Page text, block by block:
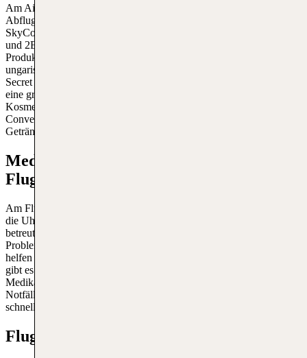
Am Airport findest du verschiedene Läden, in denen du vor deinem
Abflug noch Souvenirs und Accessoires kaufen kannst. Im
SkyCourt, dem Verbindungsbereich zwischen den Terminals 2A
und 2B, findest du zahlreiche Geschäfte, die eine breite Palette an
Produkten anbieten, darunter Mode, Elektronik, Schmuck und
ungarische Souvenirs. Bekannte Marken wie Hugo Boss, Victoria’s
Secret und Longchamp sind hier vertreten. Duty-Free-Shops bieten
eine große Auswahl an zollfreien Produkten wie Parfüms,
Kosmetika, Spirituosen und Tabakwaren. Außerdem gibt es mehrere
Convenience-Stores, in denen du Reiseutensilien, Snacks und
Getränke erwerben kannst.
Medizinische Einrichtungen am
Flughafen in Budapest
Am Flughafen gibt es eine medizinische Notfallstation, die rund um
die Uhr besetzt ist und von qualifizierten Ärzten und Pflegepersonal
betreut wird. Diese Einrichtung kann bei kleineren gesundheitlichen
Problemen, wie Schwindel oder kleinen Verletzungen, ebenso
helfen wie bei schwerwiegenderen medizinischen Notfällen. Zudem
gibt es mehrere Apotheken in den Terminals, die eine Vielzahl an
Medikamenten und Gesundheitsprodukten anbieten. Für akute
Notfälle steht auch ein Rettungsdienst bereit, der bei Bedarf einen
schnellen Transport in nahegelegene Krankenhäuser sicherstellt.
Flughafen Budapest Lounges